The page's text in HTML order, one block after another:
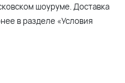
шоуруме. Доставка
в разделе «Условия